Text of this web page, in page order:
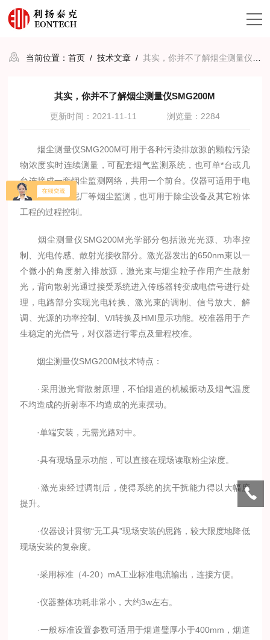
当前位置：首页 /技术文章 /其实，你并不了解烟尘测量仪SMG200M
其实，你并不了解烟尘测量仪SMG200M
更新时间：2021-11-11 浏览量：2284
烟尘测量仪SMG200M可用于各种污染排放源的颗粒污染
物浓度实时连续测量，可配套烟气监测系统，也可单*台或几
台连接成一套烟尘监测网络，共用一个前台。仪器可适用于电
厂，钢厂，水泥厂等烟尘监测，也可用于除尘设备及其它粉体
工程的过程控制。
烟尘测量仪SMG200M光学部分包括激光光源、功率控
制、光电传感、散射光接收部分。激光器发出的650nm束以一
个微小的角度射入排放源，激光束与烟尘粒子作用产生散射
光，背向散射光通过接受系统进入传感器转变成电信号进行处
理，电路部分实现光电转换、激光束的调制、信号放大、解
调、光源的功率控制、V/I转换及HMI显示功能。校准器用于产
生稳定的光信号，对仪器进行零点及量程校准。
烟尘测量仪SMG200M技术特点：
·采用激光背散射原理，不怕烟道的机械振动及烟气温度
不均造成的折射率不均造成的光束摆动。
·单端安装，无需光路对中。
·具有现场显示功能，可以直接在现场读取粉尘浓度。
·激光束经过调制后，使得系统的抗干扰能力得以大幅度
提升。
·仪器设计贯彻“无工具”现场安装的思路，较大限度地降低
现场安装的复杂度。
·采用标准（4-20）mA工业标准电流输出，连接方便。
·仪器整体功耗非常小，大约3w左右。
·一般标准设置参数可适用于烟道璧厚小于400mm，烟道